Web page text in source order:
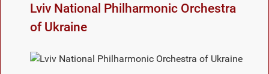
Lviv National Philharmonic Orchestra
of Ukraine